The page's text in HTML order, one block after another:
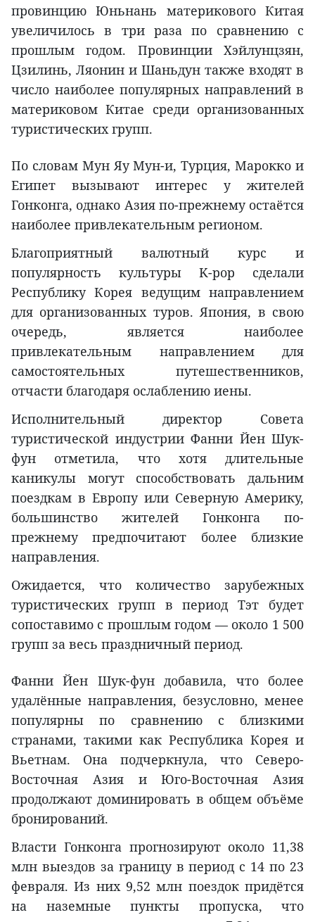
провинцию Юньнань материкового Китая
увеличилось в три раза по сравнению с
прошлым годом. Провинции Хэйлунцзян,
Цзилинь, Ляонин и Шаньдун также входят в
число наиболее популярных направлений в
материковом Китае среди организованных
туристических групп.
По словам Мун Яу Мун-и, Турция, Марокко и
Египет вызывают интерес у жителей
Гонконга, однако Азия по-прежнему остаётся
наиболее привлекательным регионом.
Благоприятный валютный курс и
популярность культуры K-pop сделали
Республику Корея ведущим направлением
для организованных туров. Япония, в свою
очередь, является наиболее
привлекательным направлением для
самостоятельных путешественников,
отчасти благодаря ослаблению иены.
Исполнительный директор Совета
туристической индустрии Фанни Йен Шук-
фун отметила, что хотя длительные
каникулы могут способствовать дальним
поездкам в Европу или Северную Америку,
большинство жителей Гонконга по-
прежнему предпочитают более близкие
направления.
Ожидается, что количество зарубежных
туристических групп в период Тэт будет
сопоставимо с прошлым годом — около 1 500
групп за весь праздничный период.
Фанни Йен Шук-фун добавила, что более
удалённые направления, безусловно, менее
популярны по сравнению с близкими
странами, такими как Республика Корея и
Вьетнам. Она подчеркнула, что Северо-
Восточная Азия и Юго-Восточная Азия
продолжают доминировать в общем объёме
бронирований.
Власти Гонконга прогнозируют около 11,38
млн выездов за границу в период с 14 по 23
февраля. Из них 9,52 млн поездок придётся
на наземные пункты пропуска, что